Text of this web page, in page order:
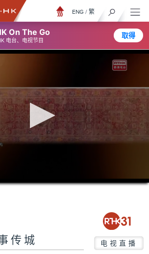
On The Go
电台、电视节目
取得
ENG / 繁
传城 电视直播